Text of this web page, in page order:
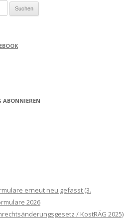
ABONNIEREN
erneut neu gefasst (3.
2026
/ KostRÄG 2025)